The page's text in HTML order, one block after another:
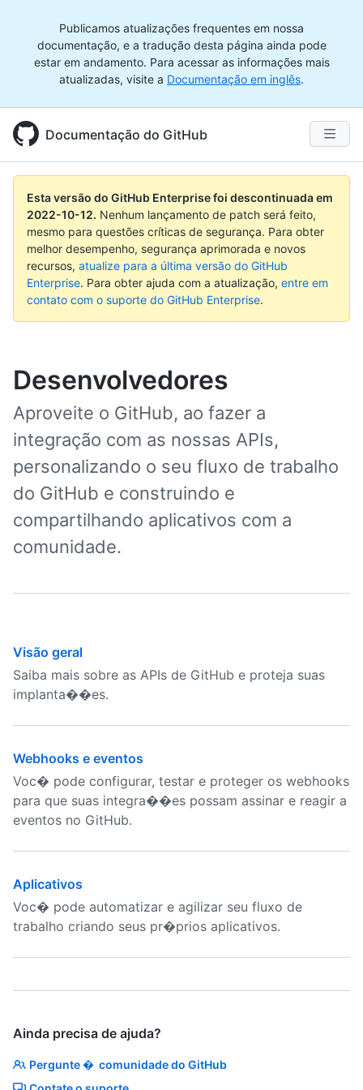
Publicamos atualizações frequentes em nossa
documentação, e a tradução desta página ainda pode
estar em andamento. Para acessar as informações mais
atualizadas, visite a Documentação em inglês.
Documentação do GitHub
Esta versão do GitHub Enterprise foi descontinuada em
2022-10-12. Nenhum lançamento de patch será feito,
mesmo para questões críticas de segurança. Para obter
melhor desempenho, segurança aprimorada e novos
recursos, atualize para a última versão do GitHub
Enterprise. Para obter ajuda com a atualização, entre em
contato com o suporte do GitHub Enterprise.
Desenvolvedores
Aproveite o GitHub, ao fazer a
integração com as nossas APIs,
personalizando o seu fluxo de trabalho
do GitHub e construindo e
compartilhando aplicativos com a
comunidade.
Visão geral
Saiba mais sobre as APIs de GitHub e proteja suas
implanta��es.
Webhooks e eventos
Voc� pode configurar, testar e proteger os webhooks
para que suas integra��es possam assinar e reagir a
eventos no GitHub.
Aplicativos
Voc� pode automatizar e agilizar seu fluxo de
trabalho criando seus pr�prios aplicativos.
Ainda precisa de ajuda?
Pergunte � comunidade do GitHub